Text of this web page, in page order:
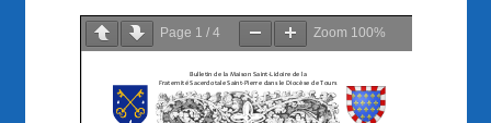
Page 1 / 4 Zoom 100%